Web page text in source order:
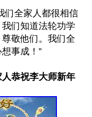
们全家人都很相信
们知道法轮功学
敬他们。我们全
事成！”
恭祝李大师新年